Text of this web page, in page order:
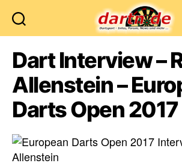
Dart Interview –
Allenstein –
Darts Open 2017